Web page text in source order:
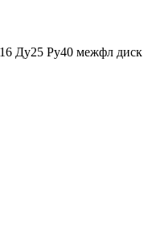
Ду25 Ру40 межфл диск